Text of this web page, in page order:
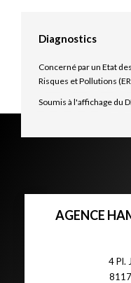
Diagnostics
Concerné par un Etat des
Risques et Pollutions
Soumis à l'affichage du
AGENCE
4 Pl.